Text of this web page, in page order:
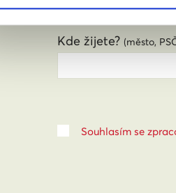
Kde žijete? (město,
Souhlasím se